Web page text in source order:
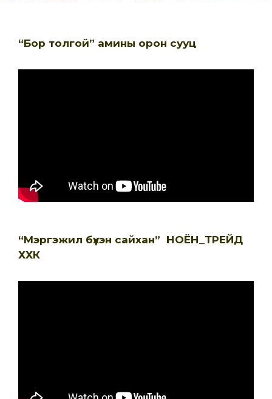
“Бор толгой” амины орон сууц
“Мэргэжил бүхэн сайхан” НОЁН_ТРЕЙД
ХХК